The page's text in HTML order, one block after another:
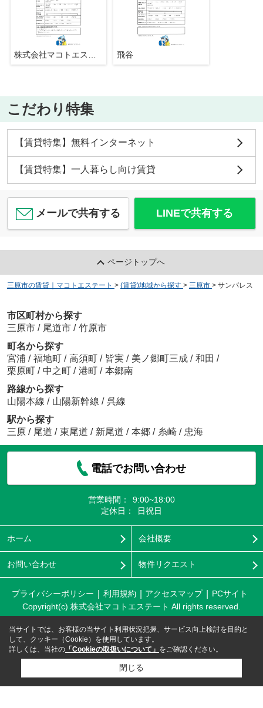
飛谷
こだわり特集
【賃貸特集】無料インターネット
【賃貸特集】一人暮らし向け賃貸
メールで共有する LINEで共有する
ページトップへ
三原市の賃貸｜マコトエステート > (賃貸)地域から探す > 三原市 > サンパレス
市区町村から探す
三原市 / 尾道市 / 竹原市
町名から探す
宮浦 / 福地町 / 高須町 / 皆実 / 美ノ郷町三成 / 和田 /
栗原町 / 中之町 / 港町 / 本郷南
路線から探す
山陽本線 / 山陽新幹線 / 呉線
駅から探す
三原 / 尾道 / 東尾道 / 新尾道 / 本郷 / 糸崎 / 忠海
電話でお問い合わせ
営業時間：
9:00~18:00
定休日：
日祝日
ホーム 会社概要
お問い合わせ 物件リクエスト
プライバシーポリシー 利用規約 アクセスマップ
PCサイト
Copyright(c) 株式会社マコトエステート All rights reserved.
当サイトでは、お客様の当サイト利用状況把握、サービス向上検討を目的と
して、クッキー（Cookie）を使用しています。
詳しくは、当社の 「Cookieの取扱いについて」 をご確認ください。
閉じる